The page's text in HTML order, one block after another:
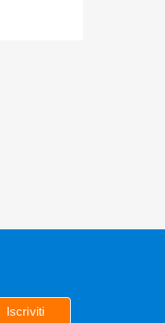
Iscriviti